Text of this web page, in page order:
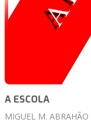
A ESCOLA
MIGUEL M. ABRAHÃO